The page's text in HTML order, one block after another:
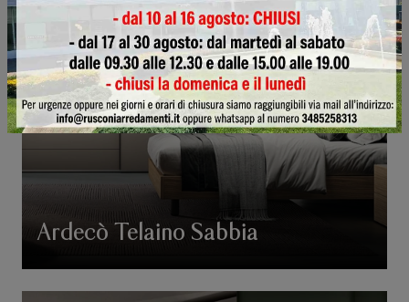
Ardecò Telaino Sabbia